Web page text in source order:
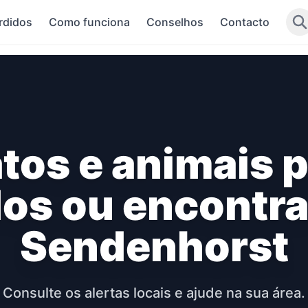
Como funciona Conselhos Contacto
e animais
ou
Sendenhorst
Consulte os alertas locais e ajude na sua área.